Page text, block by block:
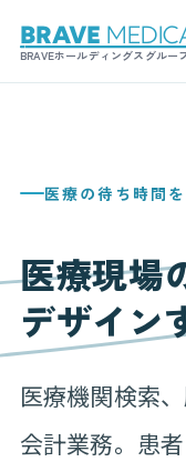
BRAVEホールディングスグルー
医療の待ち時間
医療現場
デザイン
医療機関検索
会計業務。患